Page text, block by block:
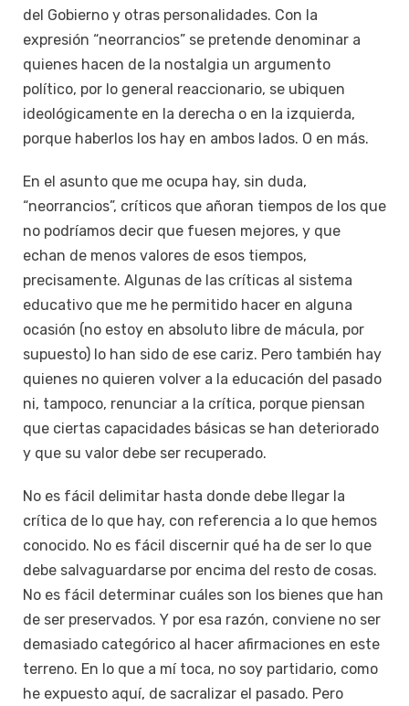
del Gobierno y otras personalidades. Con la
expresión “neorrancios” se pretende denominar a
quienes hacen de la nostalgia un argumento
político, por lo general reaccionario, se ubiquen
ideológicamente en la derecha o en la izquierda,
porque haberlos los hay en ambos lados. O en más.
En el asunto que me ocupa hay, sin duda,
“neorrancios”, críticos que añoran tiempos de los que
no podríamos decir que fuesen mejores, y que
echan de menos valores de esos tiempos,
precisamente. Algunas de las críticas al sistema
educativo que me he permitido hacer en alguna
ocasión (no estoy en absoluto libre de mácula, por
supuesto) lo han sido de ese cariz. Pero también hay
quienes no quieren volver a la educación del pasado
ni, tampoco, renunciar a la crítica, porque piensan
que ciertas capacidades básicas se han deteriorado
y que su valor debe ser recuperado.
No es fácil delimitar hasta donde debe llegar la
crítica de lo que hay, con referencia a lo que hemos
conocido. No es fácil discernir qué ha de ser lo que
debe salvaguardarse por encima del resto de cosas.
No es fácil determinar cuáles son los bienes que han
de ser preservados. Y por esa razón, conviene no ser
demasiado categórico al hacer afirmaciones en este
terreno. En lo que a mí toca, no soy partidario, como
he expuesto aquí, de sacralizar el pasado. Pero